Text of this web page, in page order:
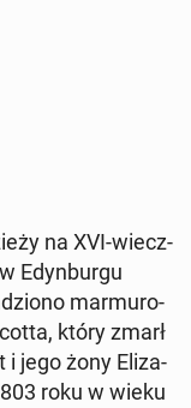
na XVI-wiecz­
Edyn­bur­gu
mar­mu­ro­
który zmarł
i jego żony Eli­za­
roku w wieku